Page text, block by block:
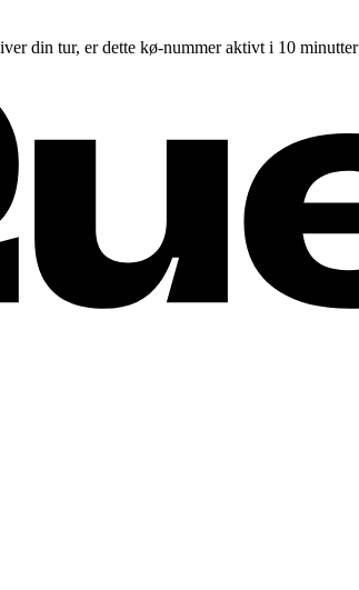
din tur, er dette kø-nummer aktivt i 10 minutter